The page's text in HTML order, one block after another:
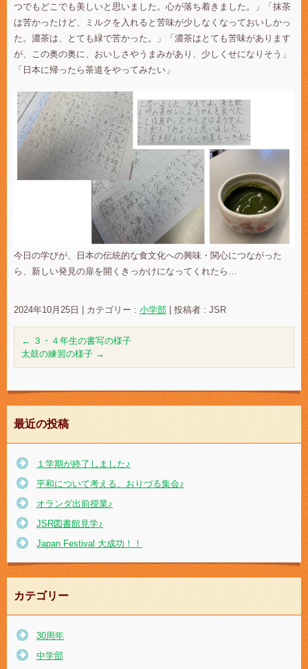
つでもどこでも美しいと思いました。心が落ち着きました。」「抹茶
は苦かったけど、ミルクを入れると苦味が少しなくなっておいしかっ
た。濃茶は、とても緑で苦かった。」「濃茶はとても苦味があります
が、この奥の奥に、おいしさやうまみがあり、少しくせになりそう」
「日本に帰ったら茶道をやってみたい」
今日の学びが、日本の伝統的な食文化への興味・関心につながった
ら、新しい発見の扉を開くきっかけになってくれたら…
2024年10月25日 カテゴリー : 小学部 投稿者 : JSR
← ３・４年生の書写の様子
太鼓の練習の様子 →
最近の投稿
１学期が終了しました♪
平和について考える、おりづる集会♪
オランダ出前授業♪
JSR図書館見学♪
Japan Festival 大成功！！
カテゴリー
30周年
中学部